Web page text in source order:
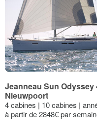
Jeanneau Sun Odyssey
Nieuwpoort
4 cabines | 10 cabines |
à partir de 2848€ par